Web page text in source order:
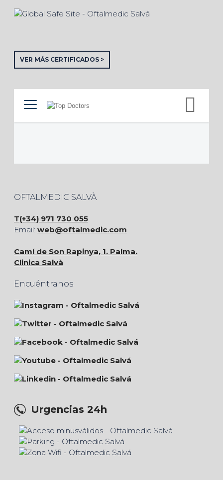
VER MÁS CERTIFICADOS >
OFTALMEDIC SALVÀ
T(+34) 971 730 055
Email: web@oftalmedic.com
Camí de Son Rapinya, 1. Palma.
Clinica Salvà
Encuéntranos
Urgencias 24h